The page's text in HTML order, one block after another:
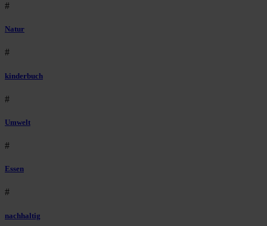
#
Natur
#
kinderbuch
#
Umwelt
#
Essen
#
nachhaltig